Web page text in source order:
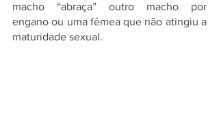
macho “abraça” outro macho por
engano ou uma fêmea que não atingiu a
maturidade sexual.